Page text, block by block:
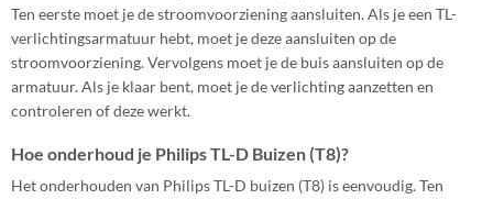
Ten eerste moet je de stroomvoorziening aansluiten. Als je een TL-
verlichtingsarmatuur hebt, moet je deze aansluiten op de
stroomvoorziening. Vervolgens moet je de buis aansluiten op de
armatuur. Als je klaar bent, moet je de verlichting aanzetten en
controleren of deze werkt.
Hoe onderhoud je Philips TL-D Buizen (T8)?
Het onderhouden van Philips TL-D buizen (T8) is eenvoudig. Ten